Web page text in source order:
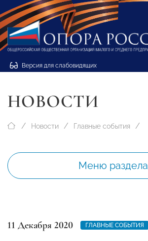
Версия для слабовидящих
НОВОСТИ
Новости Главные события
Меню раздела
11 Декабря 2020 ГЛАВНЫЕ СОБЫТИЯ